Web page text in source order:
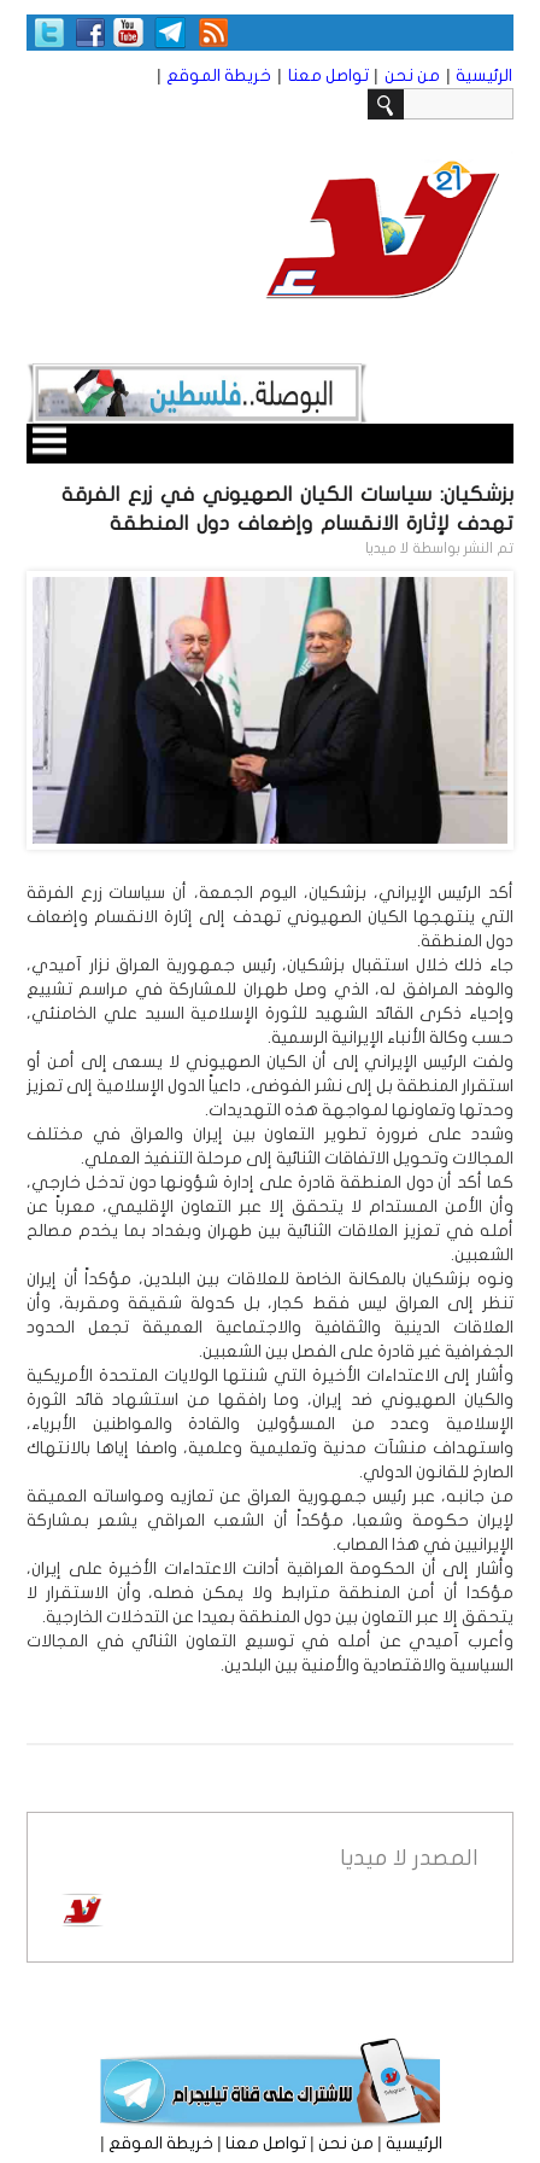
الرئيسية | من نحن | تواصل معنا | خريطة الموقع |
بزشكيان: سياسات الكيان الصهيوني في زرع الفرقة
تهدف لإثارة الانقسام وإضعاف دول المنطقة
تم النشر بواسطة لا ميديا
أكد الرئيس الإيراني، بزشكيان، اليوم الجمعة، أن سياسات زرع الفرقة
التي ينتهجها الكيان الصهيوني تهدف إلى إثارة الانقسام وإضعاف
دول المنطقة.
جاء ذلك خلال استقبال بزشكيان، رئيس جمهورية العراق نزار آميدي،
والوفد المرافق له، الذي وصل طهران للمشاركة في مراسم تشييع
وإحياء ذكرى القائد الشهيد للثورة الإسلامية السيد علي الخامنئي،
حسب وكالة الأنباء الإيرانية الرسمية.
ولفت الرئيس الإيراني إلى أن الكيان الصهيوني لا يسعى إلى أمن أو
استقرار المنطقة بل إلى نشر الفوضى، داعياً الدول الإسلامية إلى تعزيز
وحدتها وتعاونها لمواجهة هذه التهديدات.
وشدد على ضرورة تطوير التعاون بين إيران والعراق في مختلف
المجالات وتحويل الاتفاقات الثنائية إلى مرحلة التنفيذ العملي.
كما أكد أن دول المنطقة قادرة على إدارة شؤونها دون تدخل خارجي،
وأن الأمن المستدام لا يتحقق إلا عبر التعاون الإقليمي، معرباً عن
أمله في تعزيز العلاقات الثنائية بين طهران وبغداد بما يخدم مصالح
الشعبين.
ونوه بزشكيان بالمكانة الخاصة للعلاقات بين البلدين، مؤكداً أن إيران
تنظر إلى العراق ليس فقط كجار، بل كدولة شقيقة ومقربة، وأن
العلاقات الدينية والثقافية والاجتماعية العميقة تجعل الحدود
الجغرافية غير قادرة على الفصل بين الشعبين.
وأشار إلى الاعتداءات الأخيرة التي شنتها الولايات المتحدة الأمريكية
والكيان الصهيوني ضد إيران، وما رافقها من استشهاد قائد الثورة
الإسلامية وعدد من المسؤولين والقادة والمواطنين الأبرياء،
واستهداف منشآت مدنية وتعليمية وعلمية، واصفا إياها بالانتهاك
الصارخ للقانون الدولي.
من جانبه، عبر رئيس جمهورية العراق عن تعازيه ومواساته العميقة
لإيران حكومة وشعبا، مؤكداً أن الشعب العراقي يشعر بمشاركة
الإيرانيين في هذا المصاب.
وأشار إلى أن الحكومة العراقية أدانت الاعتداءات الأخيرة على إيران،
مؤكدا أن أمن المنطقة مترابط ولا يمكن فصله، وأن الاستقرار لا
يتحقق إلا عبر التعاون بين دول المنطقة بعيدا عن التدخلات الخارجية.
وأعرب آميدي عن أمله في توسيع التعاون الثنائي في المجالات
السياسية والاقتصادية والأمنية بين البلدين.
المصدر لا ميديا
الرئيسية|من نحن|تواصل معنا|خريطة الموقع |